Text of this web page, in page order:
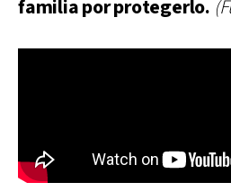
familia por protegerlo.